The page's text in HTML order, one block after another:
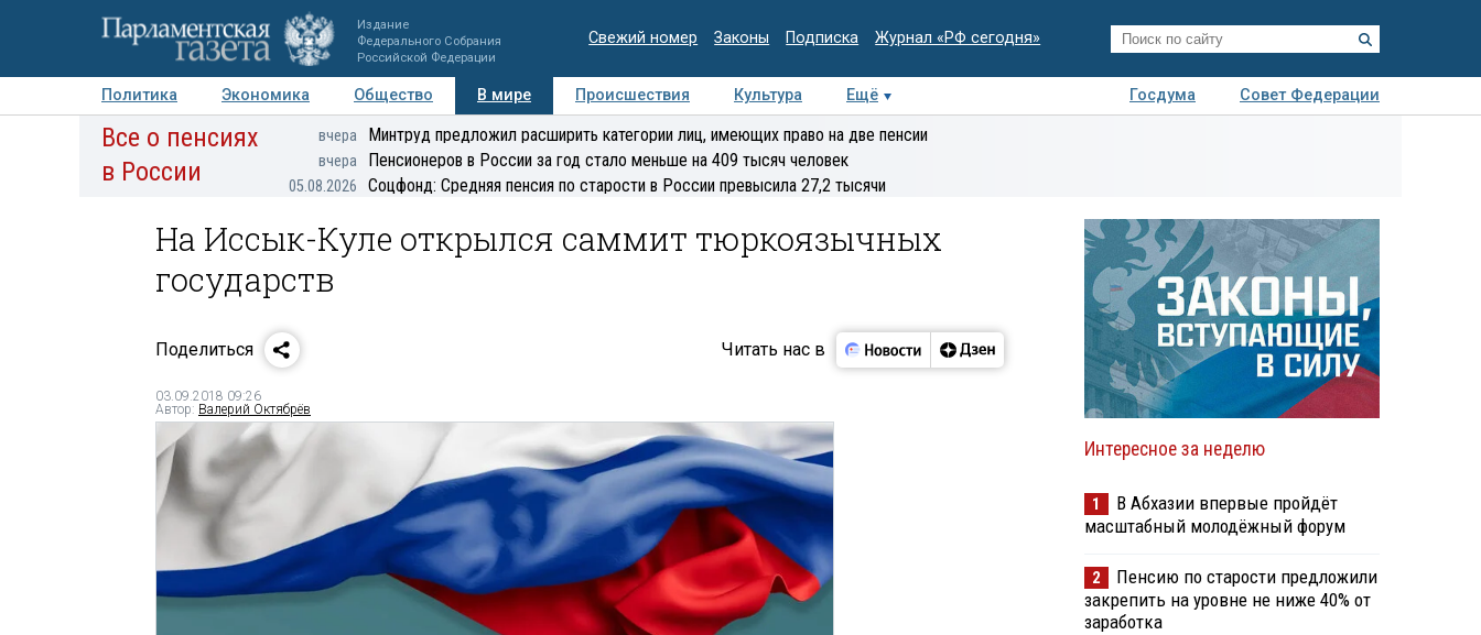
Издание
Федерального Собрания
Российской Федерации
Свежий номер Законы Подписка Журнал «РФ сегодня»
Политика Экономика Общество В мире Происшествия Культура Ещё Госдума
Совет Федерации
Авторы Персоны Мнения Регионы Медиацентр Интервью Колумнисты
Деловая
Все о пенсиях
в России
вчера Минтруд предложил расширить категории лиц, имеющих право на две пенсии
вчера Пенсионеров в России за год стало меньше на 409 тысяч человек
05.08.2026 Соцфонд: Средняя пенсия по старости в России превысила 27,2 тысячи
На Иссык-Куле открылся саммит тюркоязычных
государств
Поделиться Читать нас в
03.09.2018 09:26
Автор: Валерий Октябрёв
Интересное за неделю
1
В Абхазии впервые пройдёт
масштабный молодёжный форум
2
Пенсию по старости предложили
закрепить на уровне не ниже 40% от
заработка